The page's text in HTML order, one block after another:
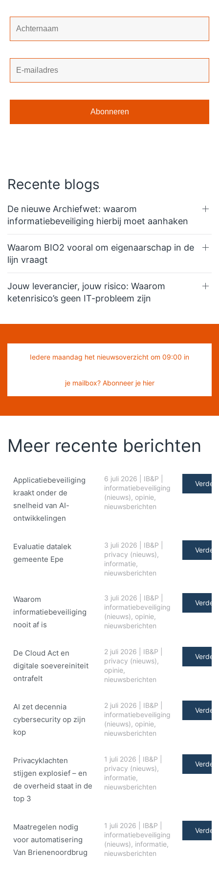
Recente blogs
De nieuwe Archiefwet: waarom
informatiebeveiliging hierbij moet aanhaken
Waarom BIO2 vooral om eigenaarschap in de
lijn vraagt
Jouw leverancier, jouw risico: Waarom
ketenrisico’s geen IT-probleem zijn
Iedere maandag het nieuwsoverzicht om 09:00 in
je mailbox? Abonneer je hier
Meer recente berichten
Applicatiebeveiliging
kraakt onder de
snelheid van AI-
ontwikkelingen
6 juli 2026 IB&P
informatiebeveiliging
(nieuws), opinie,
nieuwsberichten
Verder
Evaluatie datalek
gemeente Epe
3 juli 2026 IB&P
privacy (nieuws),
informatie,
nieuwsberichten
Verder
Waarom
informatiebeveiliging
nooit af is
3 juli 2026 IB&P
informatiebeveiliging
(nieuws), opinie,
nieuwsberichten
Verder
De Cloud Act en
digitale soe­ve­rei­ni­teit
ontrafelt
2 juli 2026 IB&P
privacy (nieuws),
opinie,
nieuwsberichten
Verder
AI zet decennia
cybersecurity op zijn
kop
2 juli 2026 IB&P
informatiebeveiliging
(nieuws), opinie,
nieuwsberichten
Verder
Privacyklachten
stijgen explosief – en
de overheid staat in de
top 3
1 juli 2026 IB&P
privacy (nieuws),
informatie,
nieuwsberichten
Verder
Maatregelen nodig
voor automatisering
Van Brienenoordbrug
1 juli 2026 IB&P
informatiebeveiliging
(nieuws), informatie,
nieuwsberichten
Verder